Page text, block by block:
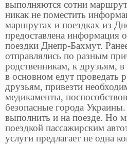
выполняются сотни
никак не поместить
маршрутах и поездках из
предоставлена информация
поездки Днепр-Бахмут.
отправлялись по разным
родственникам, к друзьям,
в основном едут проведать
друзьям, привезти
медикаменты,
безопасные города
выполнить и на поезде. Но
поездкой пассажирским
услуги предлагает не одна